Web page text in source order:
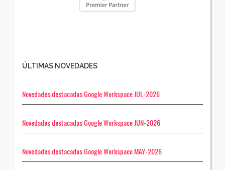
ÚLTIMAS NOVEDADES
Novedades destacadas Google Workspace JUL-2026
Novedades destacadas Google Workspace JUN-2026
Novedades destacadas Google Workspace MAY-2026